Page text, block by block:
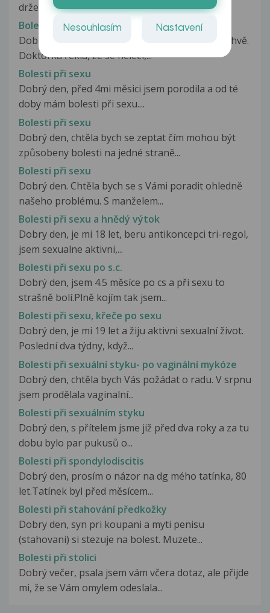
držela zpátky. První zážitky...
Bolesti při sexu
Dobrý den, mám pozitivního streptokoka v pochvě.
Doktorka řekla, že se neléčí,...
Bolesti při sexu
Dobrý den, před 4mi měsici jsem porodila a od té
doby mám bolesti při sexu....
Bolesti při sexu
Dobrý den, chtěla bych se zeptat čím mohou být
způsobeny bolesti na jedné straně...
Bolesti při sexu
Dobrý den. Chtěla bych se s Vámi poradit ohledně
našeho problému. S manželem...
Bolesti při sexu a hnědý výtok
Dobry den, je mi 18 let, beru antikoncepci tri-regol,
jsem sexualne aktivni,...
Bolesti při sexu po s.c.
Dobrý den, jsem 4.5 měsíce po cs a při sexu to
strašně bolí.Plně kojím tak jsem...
Bolesti při sexu, křeče po sexu
Dobrý den, je mi 19 let a žiju aktivni sexualní život.
Poslední dva týdny, když...
Bolesti při sexuální styku- po vaginální mykóze
Dobrý den, chtěla bych Vás požádat o radu. V srpnu
jsem prodělala vaginalní...
Bolesti při sexuálním styku
Dobrý den, s přítelem jsme již před dva roky a za tu
dobu bylo par pukusů o...
Bolesti při spondylodiscitis
Dobrý den, prosím o názor na dg mého tatínka, 80
let.Tatínek byl před měsícem...
Bolesti při stahování předkožky
Dobry den, syn pri koupani a myti penisu
(stahovani) si stezuje na bolest. Muzete...
Bolesti při stolici
Dobrý večer, psala jsem vám včera dotaz, ale přijde
mi, že se Vám omylem odeslala...
Nesouhlasím Nastavení